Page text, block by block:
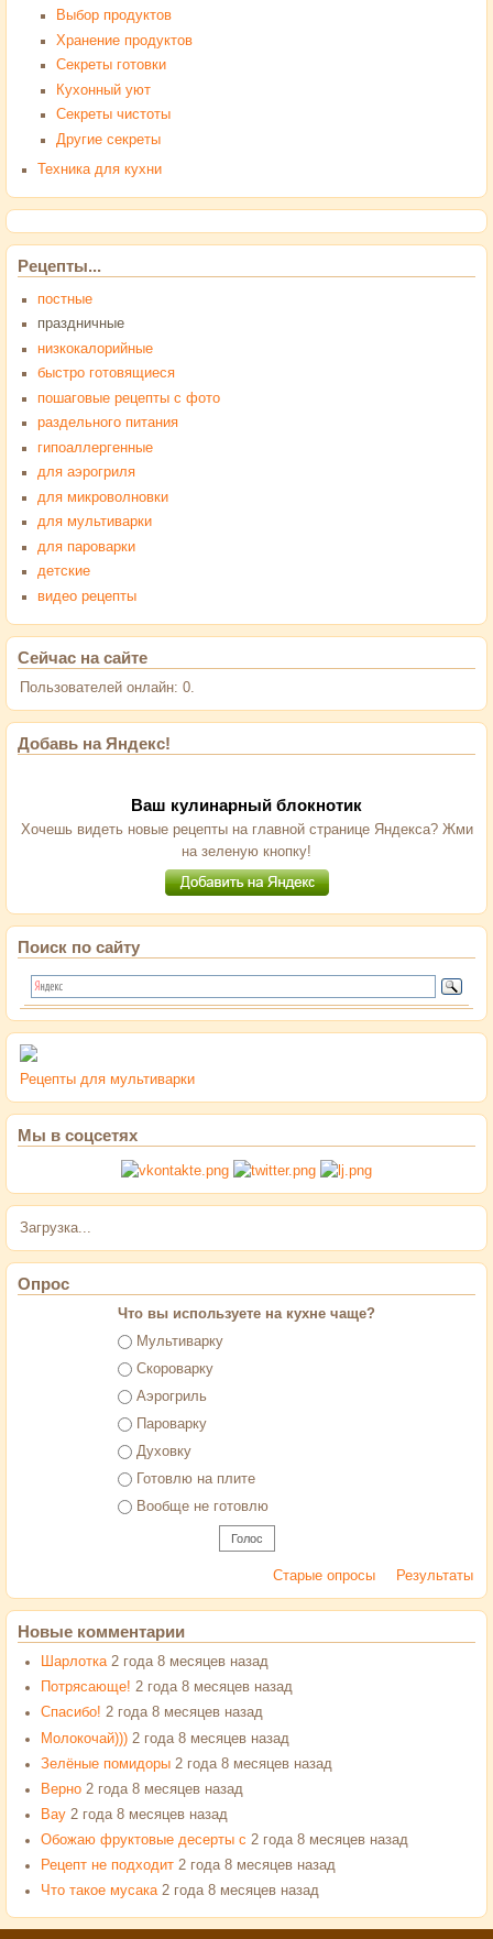
Выбор продуктов
Хранение продуктов
Секреты готовки
Кухонный уют
Секреты чистоты
Другие секреты
Техника для кухни
Рецепты...
постные
праздничные
низкокалорийные
быстро готовящиеся
пошаговые рецепты с фото
раздельного питания
гипоаллергенные
для аэрогриля
для микроволновки
для мультиварки
для пароварки
детские
видео рецепты
Сейчас на сайте
Пользователей онлайн: 0.
Добавь на Яндекс!
Ваш кулинарный блокнотик
Хочешь видеть новые рецепты на главной странице Яндекса? Жми
на зеленую кнопку!
Поиск по сайту
Рецепты для мультиварки
Мы в соцсетях
Загрузка...
Опрос
Что вы используете на кухне чаще?
Варианты
Мультиварку
Скороварку
Аэрогриль
Пароварку
Духовку
Готовлю на плите
Вообще не готовлю
Старые опросы Результаты
Новые комментарии
Шарлотка 2 года 8 месяцев назад
Потрясающе! 2 года 8 месяцев назад
Спасибо! 2 года 8 месяцев назад
Молокочай))) 2 года 8 месяцев назад
Зелёные помидоры 2 года 8 месяцев назад
Верно 2 года 8 месяцев назад
Вау 2 года 8 месяцев назад
Обожаю фруктовые десерты с 2 года 8 месяцев назад
Рецепт не подходит 2 года 8 месяцев назад
Что такое мусака 2 года 8 месяцев назад